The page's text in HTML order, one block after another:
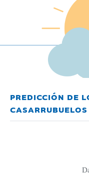
PREDICCIÓN DE
CASARRUBUELOS